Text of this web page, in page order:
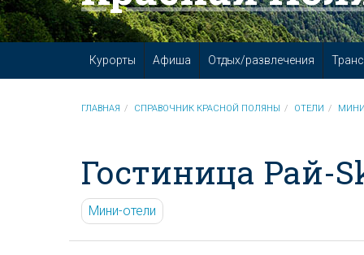
Курорты Афиша Отдых/развлечения
ГЛАВНАЯ СПРАВОЧНИК КРАСНОЙ ПОЛЯНЫ ОТЕЛИ
Гостиница Рай-
Мини-отели